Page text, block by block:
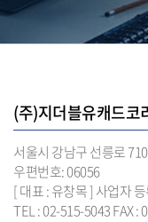
(주)지더블유캐드
서울시 강남구 선릉로
우편번호: 06056
[ 대표 : 유창목 ] 사업자
TEL : 02-515-5043 FAX :